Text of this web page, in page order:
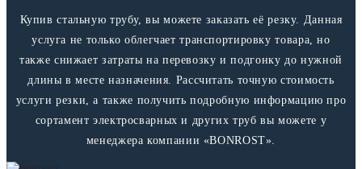
Купив стальную трубу, вы можете заказать её резку. Данная
услуга не только облегчает транспортировку товара, но
также снижает затраты на перевозку и подгонку до нужной
длины в месте назначения. Рассчитать точную стоимость
услуги резки, а также получить подробную информацию про
сортамент электросварных и других труб вы можете у
менеджера компании «BONROST».